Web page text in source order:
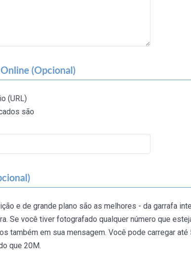
(Opcional)
(URL)
são
e de grande plano são as melhores - da garrafa
Se você tiver fotografado qualquer número que
também em sua mensagem. Você pode carregar
que 20M.